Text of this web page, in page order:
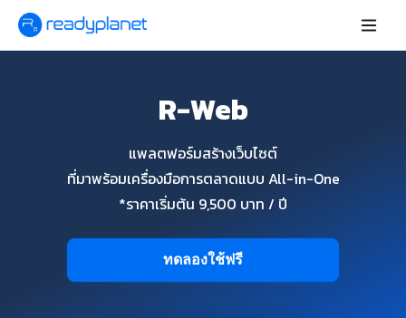
R-Web
แพลตฟอร์มสร้างเว็บไซต์
ที่มาพร้อมเครื่องมือการตลาดแบบ All-in-One
*ราคาเริ่มต้น 9,500 บาท / ปี
ทดลองใช้ฟรี